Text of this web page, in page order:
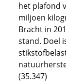
het plafond
miljoen
Bracht in
stand. Doel
(35.347)